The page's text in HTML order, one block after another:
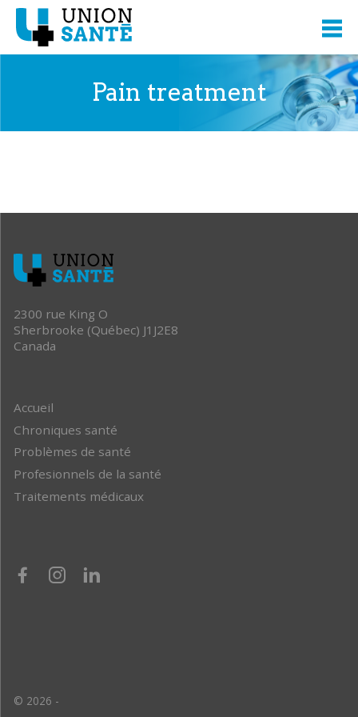
Pain treatment
2300 rue King O
Sherbrooke (Québec) J1J2E8
Canada
Accueil
Chroniques santé
Problèmes de santé
Profesionnels de la santé
Traitements médicaux
© 2026 -